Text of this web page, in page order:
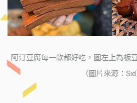
阿汀豆腐每一款都好吃，圖左上為板
（圖片來源：Sid